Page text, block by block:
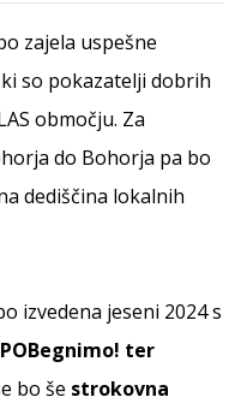
zajela uspešne
so pokazatelji dobrih
območju. Za
do Bohorja pa bo
dediščina lokalnih
izvedena jeseni 2024 s
ter
bo še strokovna